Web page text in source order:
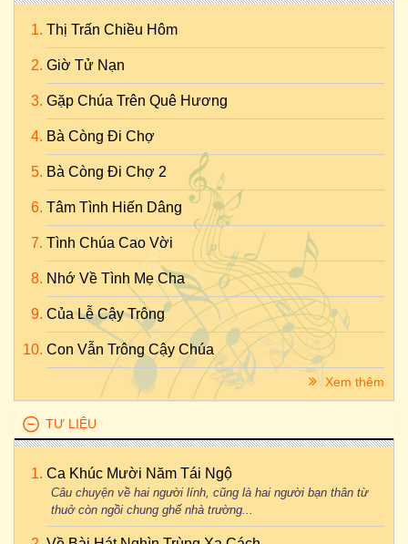
Thị Trấn Chiều Hôm
Giờ Tử Nạn
Gặp Chúa Trên Quê Hương
Bà Còng Đi Chợ
Bà Còng Đi Chợ 2
Tâm Tình Hiến Dâng
Tình Chúa Cao Vời
Nhớ Về Tình Mẹ Cha
Của Lễ Cậy Trông
Con Vẫn Trông Cậy Chúa
Xem thêm
TƯ LIỆU
Ca Khúc Mười Năm Tái Ngộ
Câu chuyện về hai người lính, cũng là hai người bạn thân từ
thuở còn ngồi chung ghế nhà trường...